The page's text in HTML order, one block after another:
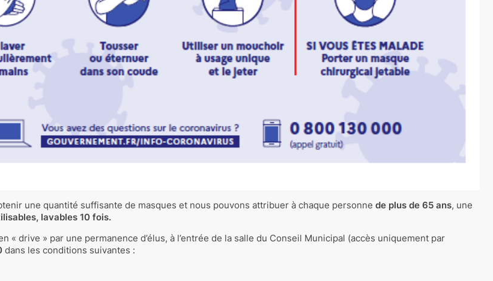
une quantité suffisante de masques et nous pouvons attribuer à chaque personne de plus de 65 ans, une
lavables 10 fois.
« drive » par une permanence d’élus, à l’entrée de la salle du Conseil Municipal (accès uniquement par
dans les conditions suivantes :